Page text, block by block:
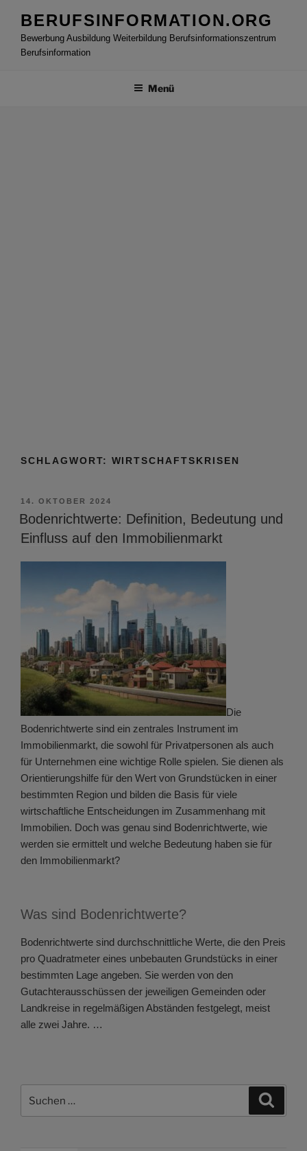
Inhalt
springen
BERUFSINFORMATION.ORG
Bewerbung Ausbildung Weiterbildung Berufsinformationszentrum
Berufsinformation
Menü
SCHLAGWORT: WIRTSCHAFTSKRISEN
VERÖFFENTLICHT
AM
14. OKTOBER 2024
Bodenrichtwerte: Definition, Bedeutung und
Einfluss auf den Immobilienmarkt
Die
Bodenrichtwerte sind ein zentrales Instrument im
Immobilienmarkt, die sowohl für Privatpersonen als auch
für Unternehmen eine wichtige Rolle spielen. Sie dienen als
Orientierungshilfe für den Wert von Grundstücken in einer
bestimmten Region und bilden die Basis für viele
wirtschaftliche Entscheidungen im Zusammenhang mit
Immobilien. Doch was genau sind Bodenrichtwerte, wie
werden sie ermittelt und welche Bedeutung haben sie für
den Immobilienmarkt?
Was sind Bodenrichtwerte?
Bodenrichtwerte sind durchschnittliche Werte, die den Preis
pro Quadratmeter eines unbebauten Grundstücks in einer
bestimmten Lage angeben. Sie werden von den
Gutachterausschüssen der jeweiligen Gemeinden oder
Landkreise in regelmäßigen Abständen festgelegt, meist
alle zwei Jahre. …
nach: